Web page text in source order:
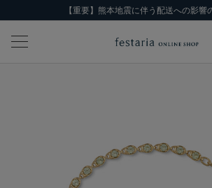
【重要】熊本地震に伴う配送への影響